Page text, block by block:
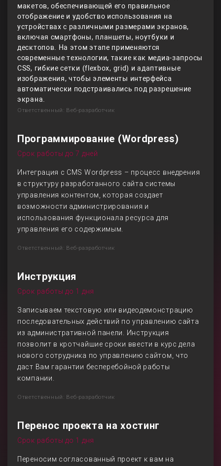
макетов, обеспечивающей его правильное
отображение и удобство использования на
устройствах с различными размерами экранов,
включая смартфоны, планшеты, ноутбуки и
десктопов. На этом этапе применяются
современные технологии, такие как медиа-запросы
CSS, гибкие сетки (flexbox, grid) и адаптивные
изображения, чтобы элементы интерфейса
автоматически подстраивались под разрешение
экрана.
Ответственный: Веб-разработчик
Программирование (Wordpress)
Срок работы до 7 дней
Интеграция с CMS Wordpress – процесс внедрения
в структуру разработанного сайта системы
управления контентом, которая создает
возможности администрирования и
использования функционала ресурса для
управления его содержимым.
Ответственный: Веб-разработчик
Инструкция
Срок работы до 1 дня
Записываем текстовую или видеодемонстрацию
последовательных действий по управлению сайта
из административной панели. Инструкция
позволит в кротчайшие сроки ввести в курс дела
нового сотрудника по управлению сайтом, что
даст Вам гарантии бесперебойной работы
компании.
Ответственный: Веб-разработчик
Перенос проекта на хостинг
Срок работы до 1 дня
Переносим согласованный проект к вам на